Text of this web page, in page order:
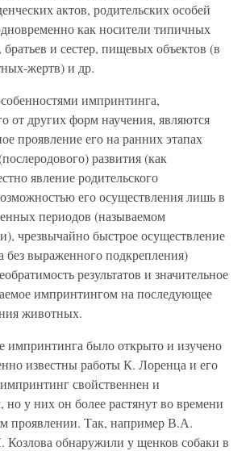
актов, родительских особей
как носители типичных
и сестер, пищевых объектов (в
жертв) и др.
импринтинга,
от других форм научения, являются
проявление его на ранних этапах
развития (как
явление родительского
его осуществления лишь в
периодов (называемом
чрезвычайно быстрое осуществление
без выраженного подкрепления)
результатов и значительное
импринтингом на последующее
животных.
импринтинга было открыто и изучено
известны работы К. Лоренца и его
свойственнен и
у них он более растянут во времени
проявлении. Так, например В.А.
обнаружили у щенков собаки в